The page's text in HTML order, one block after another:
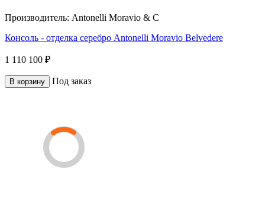
Производитель: Antonelli Moravio & C
Консоль - отделка серебро Antonelli Moravio Belvedere
1 110 100 ₽
В корзину Под заказ